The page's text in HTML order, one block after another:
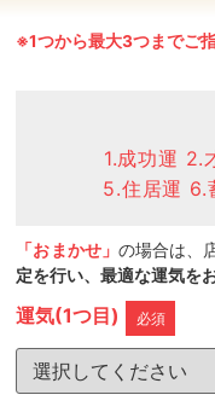
※1つから最大3つまでご
1.成功運 2.
5.住居運 6.
「おまかせ」 の場合は、
定を行い、最適な運気を
運気(1つ目) 必須